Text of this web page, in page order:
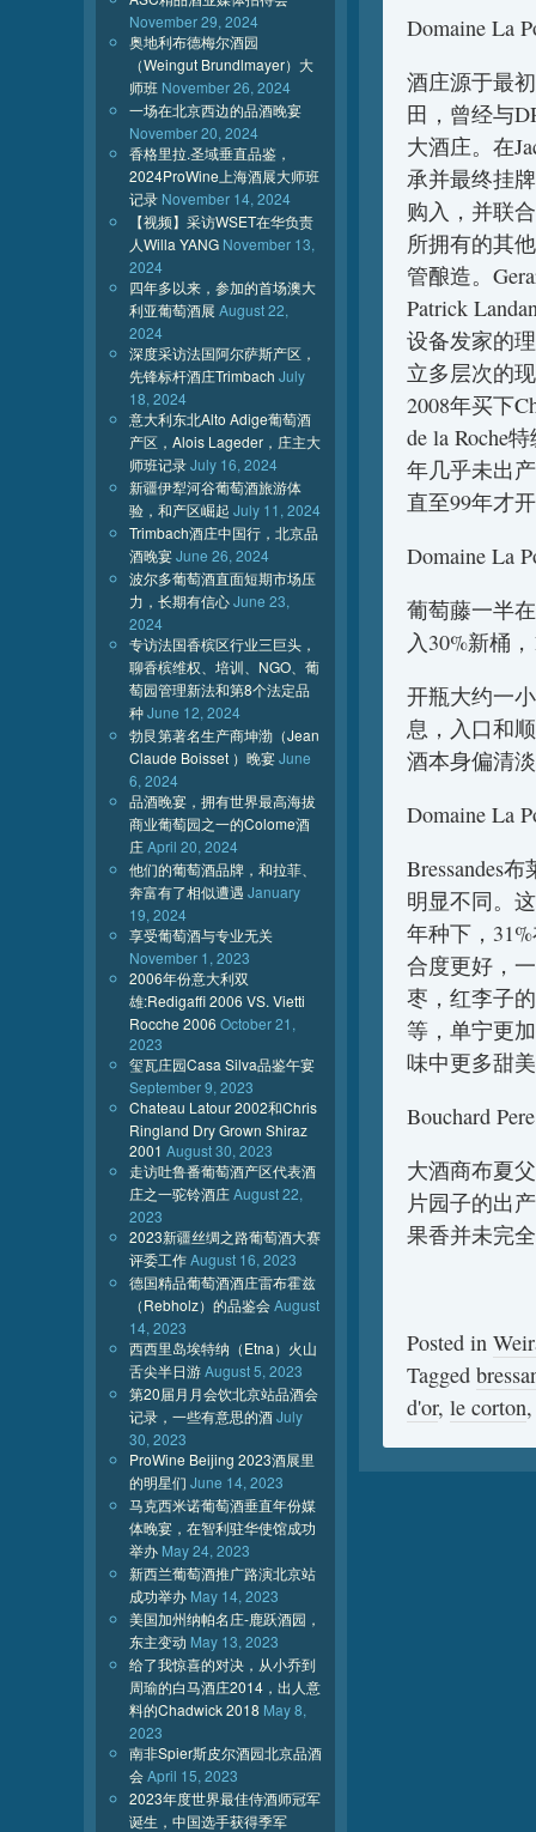
Domaine La
酒庄源于最
田，曾经与
大酒庄。在
承并最终挂
购入，并联
所拥有的其
管酿造。
Patrick
设备发家的
立多层次的
2008年买下
de la Roche
年几乎未出
直至99年才
Domaine La
葡萄藤一半
入30%新桶
开瓶大约一
息，入口和
酒本身偏清
Domaine La
Bressandes
明显不同。
年种下，
合度更好，
枣，红李子
等，单宁更
味中更多甜
Bouchard
大酒商布夏
片园子的出
果香并未完
Posted in
Tagged
d'or, le corton
November 29, 2024
奥地利布德梅尔酒园
（Weingut Brundlmayer）大
师班 November 26, 2024
一场在北京西边的品酒晚宴
November 20, 2024
香格里拉.圣域垂直品鉴，
2024ProWine上海酒展大师班
记录 November 14, 2024
【视频】采访WSET在华负责
人Willa YANG November 13,
2024
四年多以来，参加的首场澳大
利亚葡萄酒展 August 22,
2024
深度采访法国阿尔萨斯产区，
先锋标杆酒庄Trimbach July
18, 2024
意大利东北Alto Adige葡萄酒
产区，Alois Lageder，庄主大
师班记录July 16, 2024
新疆伊犁河谷葡萄酒旅游体
验，和产区崛起 July 11, 2024
Trimbach酒庄中国行，北京品
酒晚宴June 26, 2024
波尔多葡萄酒直面短期市场压
力，长期有信心June 23,
2024
专访法国香槟区行业三巨头，
聊香槟维权、培训、NGO、葡
萄园管理新法和第8个法定品
种June 12, 2024
勃艮第著名生产商坤渤（Jean
Claude Boisset ）晚宴June
6, 2024
品酒晚宴，拥有世界最高海拔
商业葡萄园之一的Colome酒
庄April 20, 2024
他们的葡萄酒品牌，和拉菲、
奔富有了相似遭遇 January
19, 2024
享受葡萄酒与专业无关
November 1, 2023
2006年份意大利双
雄:Redigaffi 2006 VS. Vietti
Rocche 2006 October 21,
2023
玺瓦庄园Casa Silva品鉴午宴
September 9, 2023
Chateau Latour 2002和Chris
Ringland Dry Grown Shiraz
2001 August 30, 2023
走访吐鲁番葡萄酒产区代表酒
庄之一驼铃酒庄August 22,
2023
2023新疆丝绸之路葡萄酒大赛
评委工作August 16, 2023
德国精品葡萄酒酒庄雷布霍兹
（Rebholz）的品鉴会August
14, 2023
西西里岛埃特纳（Etna）火山
舌尖半日游August 5, 2023
第20届月月会饮北京站品酒会
记录，一些有意思的酒July
30, 2023
ProWine Beijing 2023酒展里
的明星们 June 14, 2023
马克西米诺葡萄酒垂直年份媒
体晚宴，在智利驻华使馆成功
举办 May 24, 2023
新西兰葡萄酒推广路演北京站
成功举办 May 14, 2023
美国加州纳帕名庄-鹿跃酒园，
东主变动 May 13, 2023
给了我惊喜的对决，从小乔到
周瑜的白马酒庄2014，出人意
料的Chadwick 2018 May 8,
2023
南非Spier斯皮尔酒园北京品酒
会April 15, 2023
2023年度世界最佳侍酒师冠军
诞生，中国选手获得季军